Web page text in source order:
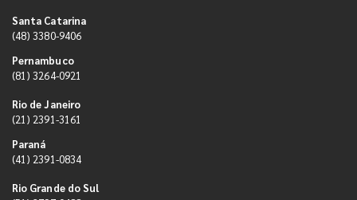
Santa Catarina
(48) 3380-9406
Pernambuco
(81) 3264-0921
Rio de Janeiro
(21) 2391-3161
Paraná
(41) 2391-0834
Rio Grande do Sul